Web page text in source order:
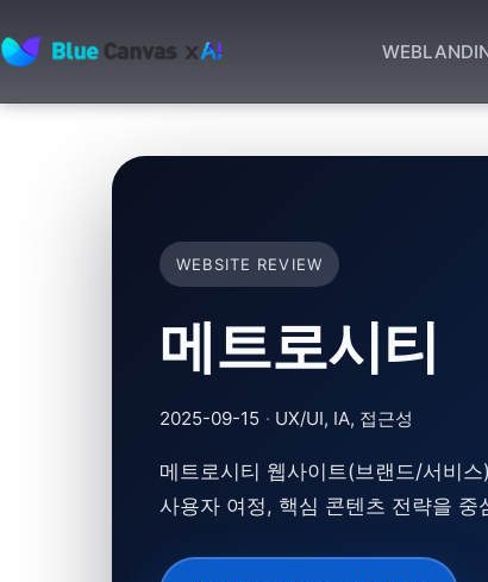
BLUECANVAS
WEB
WEBSITE REVIEW
메트로시티
2025-09-15 · UX/UI, IA, 접근성
메트로시티 웹사이트(브랜드/서비
사용자 여정, 핵심 콘텐츠 전략을